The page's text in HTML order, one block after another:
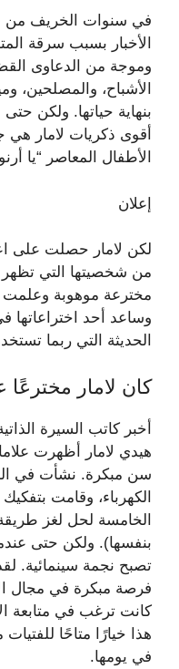
في سنوات الخريف من
الأخبار بسبب سرقة
وموجة من الدعاوى
الأشباح، والمصلحين،
أقوى ذكريات لامار
الأطفال المعاصر “يا
إعلان
لكن لامار حصلت على
من شخصيتها التي
مخترعة موهوبة وعلمت
الحديثة التي ربما
كان لامار
أخبر كاتب السيرة
هيدي لامار أظهرت
سن مبكرة. نشأت في
الكهرباء، وقامت
الخامسة لحل لغز
بنفسها). ولكن حتى
تصبح نجمة سينمائية.
فرصة مبكرة في مجال
كانت ترغب في متابعة
هذا خيارًا متاحًا
في يومها.